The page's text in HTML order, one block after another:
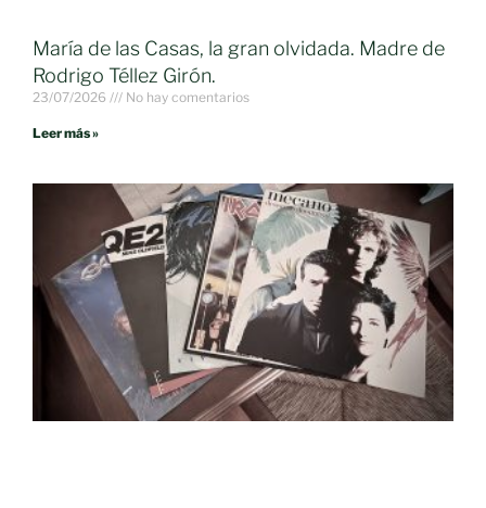
María de las Casas, la gran olvidada. Madre de
Rodrigo Téllez Girón.
23/07/2026 No hay comentarios
Leer más »